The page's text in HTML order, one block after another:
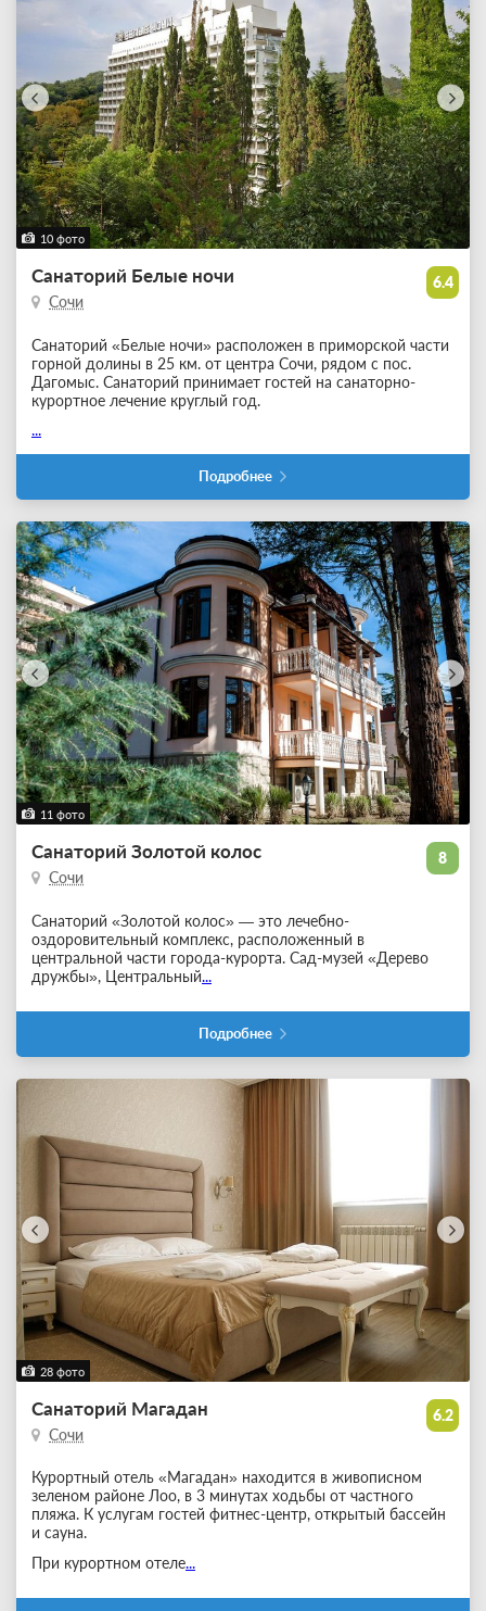
10 фото
6.4
Санаторий Белые ночи
Сочи
Санаторий «Белые ночи» расположен в приморской части
горной долины в 25 км. от центра Сочи, рядом с пос.
Дагомыс. Санаторий принимает гостей на санаторно-
курортное лечение круглый год.
...
Подробнее
11 фото
8
Санаторий Золотой колос
Сочи
Санаторий «Золотой колос» — это лечебно-
оздоровительный комплекс, расположенный в
центральной части города-курорта. Сад-музей «Дерево
дружбы», Центральный...
Подробнее
28 фото
6.2
Санаторий Магадан
Сочи
Курортный отель «Магадан» находится в живописном
зеленом районе Лоо, в 3 минутах ходьбы от частного
пляжа. К услугам гостей фитнес-центр, открытый бассейн
и сауна.
При курортном отеле...